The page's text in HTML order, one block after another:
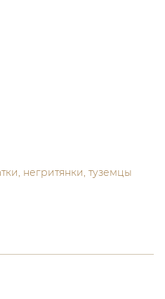
негритянки, туземцы